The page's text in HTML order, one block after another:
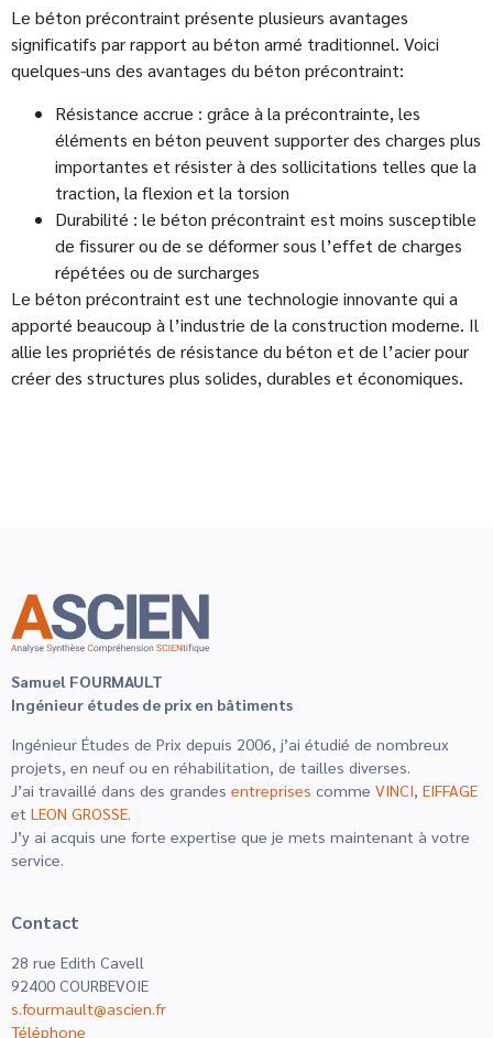
Le béton précontraint présente plusieurs avantages
significatifs par rapport au béton armé traditionnel. Voici
quelques-uns des avantages du béton précontraint:
Résistance accrue : grâce à la précontrainte, les
éléments en béton peuvent supporter des charges plus
importantes et résister à des sollicitations telles que la
traction, la flexion et la torsion
Durabilité : le béton précontraint est moins susceptible
de fissurer ou de se déformer sous l’effet de charges
répétées ou de surcharges
Le béton précontraint est une technologie innovante qui a
apporté beaucoup à l’industrie de la construction moderne. Il
allie les propriétés de résistance du béton et de l’acier pour
créer des structures plus solides, durables et économiques.
Samuel FOURMAULT
Ingénieur études de prix en bâtiments
Ingénieur Études de Prix depuis 2006, j’ai étudié de nombreux
projets, en neuf ou en réhabilitation, de tailles diverses.
J’ai travaillé dans des grandes entreprises comme VINCI, EIFFAGE
et LEON GROSSE.
J’y ai acquis une forte expertise que je mets maintenant à votre
service.
Contact
28 rue Edith Cavell
92400 COURBEVOIE
s.fourmault@ascien.fr
Téléphone